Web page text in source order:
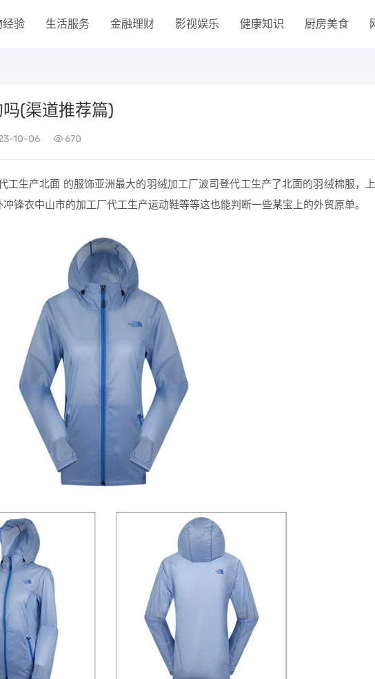
经验 生活服务 金融理财 影视娱乐 健康知识 厨房美食
(渠道推荐篇)
10-06 670
工生产北面 的服饰亚洲最大的羽绒加工厂波司登代工生产了北面的羽绒棉服，上
锋衣中山市的加工厂代工生产运动鞋等等这也能判断一些某宝上的外贸原单。